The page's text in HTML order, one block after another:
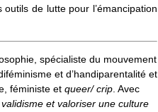
de lutte pour l’émancipation
spécialiste du mouvement
et d’handiparentalité et
féministe et queer/ crip. Avec
et valoriser une culture